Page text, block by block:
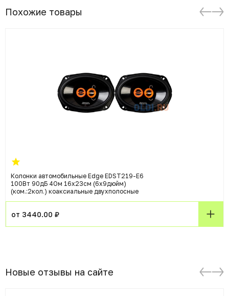
Похожие товары
Колонки автомобильные Edge EDST219-E6
100Вт 90дБ 4Ом 16x23см (6x9дюйм)
(ком.:2кол.) коаксиальные двухполосные
от 3440.00 ₽
Новые отзывы на сайте